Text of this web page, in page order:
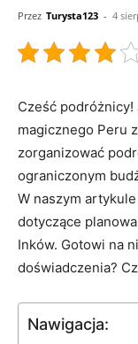
Przez Turysta123 - 4
Cześć
magicznego Peru
zorganizować
ograniczonym
⁢W naszym
dotyczące
Inków. Gotowi na
doświadczenia?
Nawigacja: